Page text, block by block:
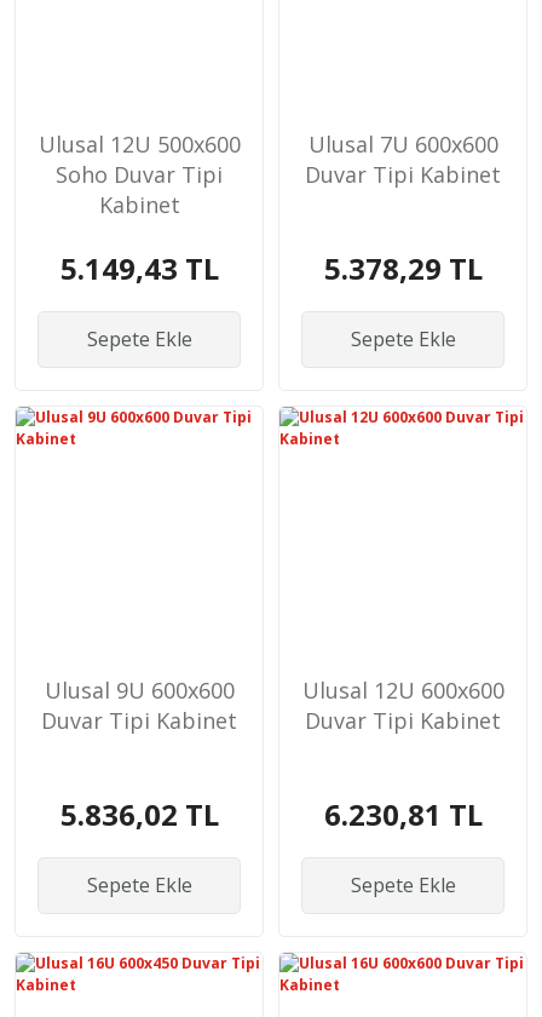
Ulusal 12U 500x600
Soho Duvar Tipi
Kabinet
5.149,43 TL
Sepete Ekle
Ulusal 7U 600x600
Duvar Tipi Kabinet
5.378,29 TL
Sepete Ekle
Ulusal 9U 600x600
Duvar Tipi Kabinet
5.836,02 TL
Sepete Ekle
Ulusal 12U 600x600
Duvar Tipi Kabinet
6.230,81 TL
Sepete Ekle